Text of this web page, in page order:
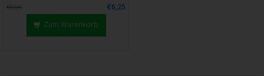
€6,95
€6,25
Zum Warenkorb